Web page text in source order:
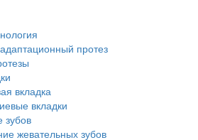
протез
вкладка
вкладки
зубов
жевательных зубов